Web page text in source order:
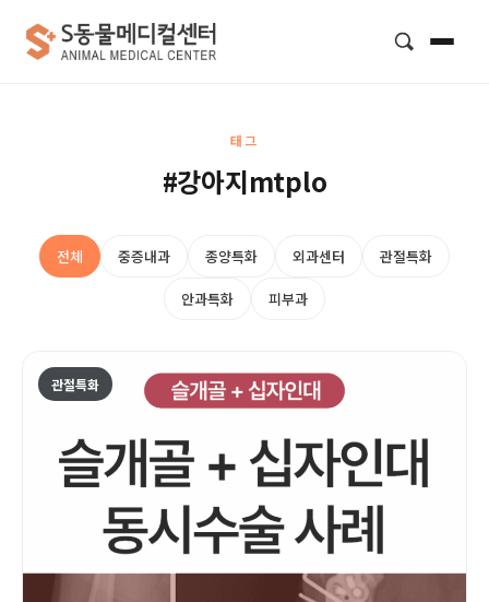
태그
#강아지mtplo
전체 중증내과 종양특화 외과센터 관절특화
안과특화 피부과
관절특화